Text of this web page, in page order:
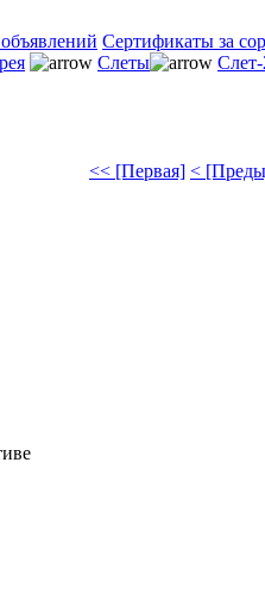
Сертификаты за
Слеты
<< [Первая] <